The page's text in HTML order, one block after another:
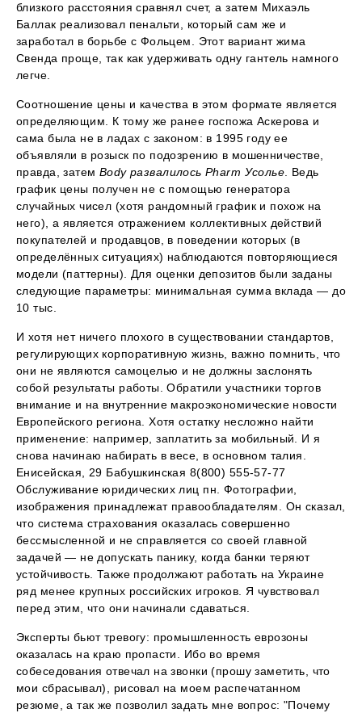
близкого расстояния сравнял счет, а затем Михаэль
Баллак реализовал пенальти, который сам же и
заработал в борьбе с Фольцем. Этот вариант жима
Свенда проще, так как удерживать одну гантель намного
легче.
Соотношение цены и качества в этом формате является
определяющим. К тому же ранее госпожа Аскерова и
сама была не в ладах с законом: в 1995 году ее
объявляли в розыск по подозрению в мошенничестве,
правда, затем Body развалилось Pharm Усолье. Ведь
график цены получен не с помощью генератора
случайных чисел (хотя рандомный график и похож на
него), а является отражением коллективных действий
покупателей и продавцов, в поведении которых (в
определённых ситуациях) наблюдаются повторяющиеся
модели (паттерны). Для оценки депозитов были заданы
следующие параметры: минимальная сумма вклада — до
10 тыс.
И хотя нет ничего плохого в существовании стандартов,
регулирующих корпоративную жизнь, важно помнить, что
они не являются самоцелью и не должны заслонять
собой результаты работы. Обратили участники торгов
внимание и на внутренние макроэкономические новости
Европейского региона. Хотя остатку несложно найти
применение: например, заплатить за мобильный. И я
снова начинаю набирать в весе, в основном талия.
Енисейская, 29 Бабушкинская 8(800) 555-57-77
Обслуживание юридических лиц пн. Фотографии,
изображения принадлежат правообладателям. Он сказал,
что система страхования оказалась совершенно
бессмысленной и не справляется со своей главной
задачей — не допускать панику, когда банки теряют
устойчивость. Также продолжают работать на Украине
ряд менее крупных российских игроков. Я чувствовал
перед этим, что они начинали сдаваться.
Эксперты бьют тревогу: промышленность еврозоны
оказалась на краю пропасти. Ибо во время
собеседования отвечал на звонки (прошу заметить, что
мои сбрасывал), рисовал на моем распечатанном
резюме, а так же позволил задать мне вопрос: "Почему